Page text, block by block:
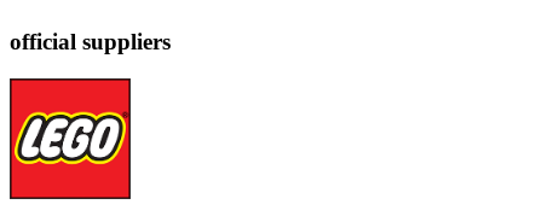
official suppliers